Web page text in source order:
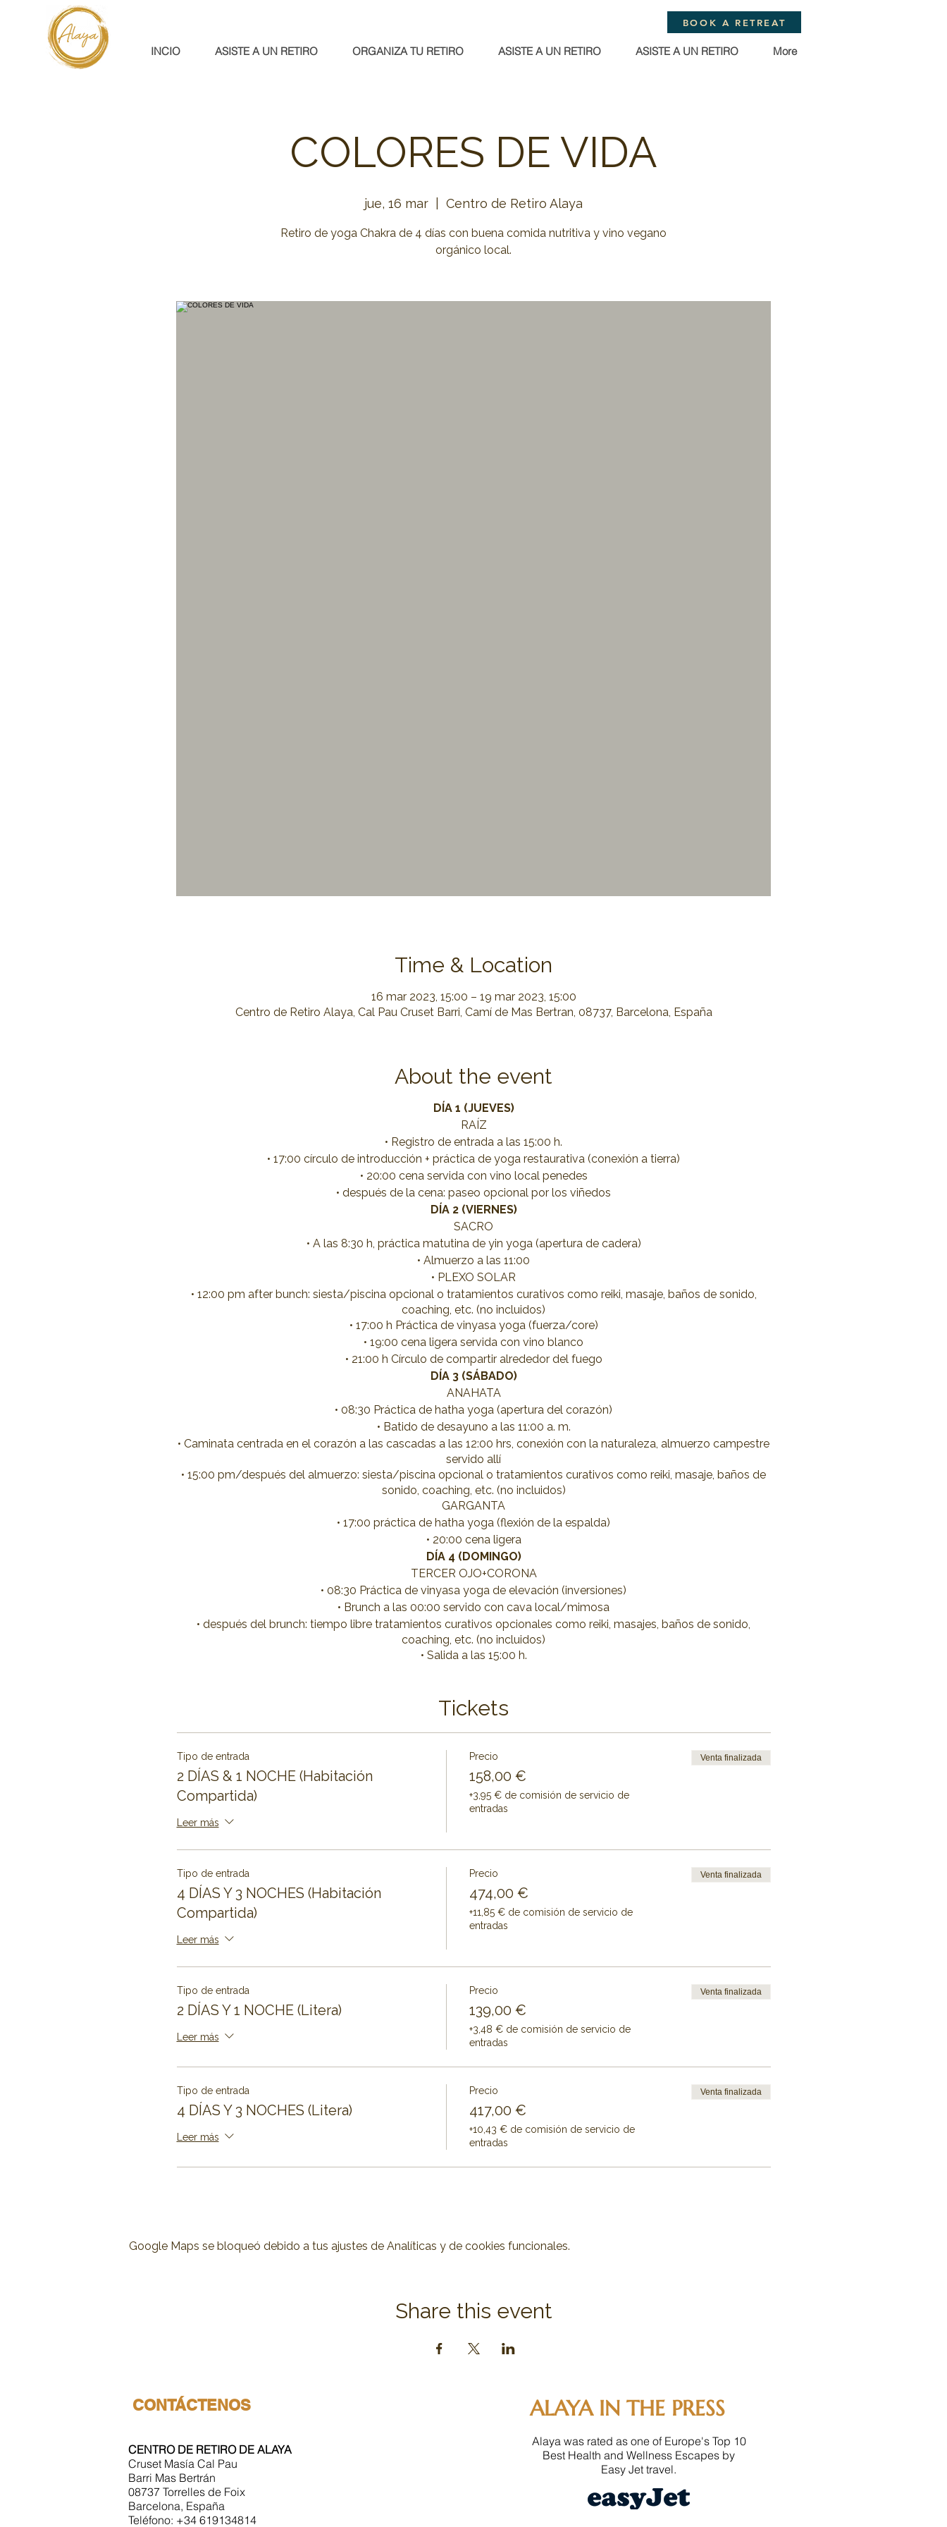
INCIO ASISTE A UN RETIRO ORGANIZA TU RETIRO ASISTE A UN RETIRO ASISTE A UN RETIRO More
BOOK A RETREAT
COLORES DE VIDA
jue, 16 mar Centro de Retiro Alaya
Retiro de yoga Chakra de 4 días con buena comida nutritiva y vino vegano
orgánico local.
Time & Location
16 mar 2023, 15:00 – 19 mar 2023, 15:00
Centro de Retiro Alaya, Cal Pau Cruset Barri, Camí de Mas Bertran, 08737, Barcelona, España
About the event
DÍA 1 (JUEVES)
RAÍZ
• Registro de entrada a las 15:00 h.
• 17:00 círculo de introducción + práctica de yoga restaurativa (conexión a tierra)
• 20:00 cena servida con vino local penedes
• después de la cena: paseo opcional por los viñedos
DÍA 2 (VIERNES)
SACRO
• A las 8:30 h, práctica matutina de yin yoga (apertura de cadera)
• Almuerzo a las 11:00
• PLEXO SOLAR
• 12:00 pm after bunch: siesta/piscina opcional o tratamientos curativos como reiki, masaje, baños de sonido,
coaching, etc. (no incluidos)
• 17:00 h Práctica de vinyasa yoga (fuerza/core)
• 19:00 cena ligera servida con vino blanco
• 21:00 h Círculo de compartir alrededor del fuego
DÍA 3 (SÁBADO)
ANAHATA
• 08:30 Práctica de hatha yoga (apertura del corazón)
• Batido de desayuno a las 11:00 a. m.
• Caminata centrada en el corazón a las cascadas a las 12:00 hrs, conexión con la naturaleza, almuerzo campestre
servido allí
• 15:00 pm/después del almuerzo: siesta/piscina opcional o tratamientos curativos como reiki, masaje, baños de
sonido, coaching, etc. (no incluidos)
GARGANTA
• 17:00 práctica de hatha yoga (flexión de la espalda)
• 20:00 cena ligera
DÍA 4 (DOMINGO)
TERCER OJO+CORONA
• 08:30 Práctica de vinyasa yoga de elevación (inversiones)
• Brunch a las 00:00 servido con cava local/mimosa
• después del brunch: tiempo libre tratamientos curativos opcionales como reiki, masajes, baños de sonido,
coaching, etc. (no incluidos)
• Salida a las 15:00 h.
Tickets
Tipo de entrada
2 DÍAS & 1 NOCHE (Habitación
Compartida)
Leer más
Precio
158,00 €
+3,95 € de comisión de servicio de
entradas
Venta finalizada
Tipo de entrada
4 DÍAS Y 3 NOCHES (Habitación
Compartida)
Leer más
Precio
474,00 €
+11,85 € de comisión de servicio de
entradas
Venta finalizada
Tipo de entrada
2 DÍAS Y 1 NOCHE (Litera)
Leer más
Precio
139,00 €
+3,48 € de comisión de servicio de
entradas
Venta finalizada
Tipo de entrada
4 DÍAS Y 3 NOCHES (Litera)
Leer más
Precio
417,00 €
+10,43 € de comisión de servicio de
entradas
Venta finalizada
Google Maps se bloqueó debido a tus ajustes de Analíticas y de cookies funcionales.
Share this event
CONTÁCTENOS
CENTRO DE RETIRO DE ALAYA
Cruset Masía Cal Pau
Barri Mas Bertrán
08737 Torrelles de Foix
Barcelona, España
Teléfono: +34 619134814
ALAYA IN THE PRESS
Alaya was rated as one of Europe's Top 10
Best Health and Wellness Escapes by
Easy Jet travel.